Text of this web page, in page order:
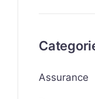
Assurance